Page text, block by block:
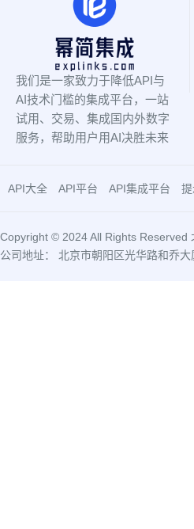
我们是一家致力于降低API与
AI技术门槛的集成平台，一站
试用、交易、集成国内外数字
服务，帮助用户用AI决胜未来
API大全 API平台 API集成平台
Copyright © 2024 All Rights Reserved
公司地址： 北京市朝阳区光华路和乔大